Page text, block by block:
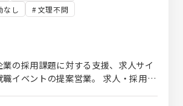
なし
文理不問
業の採用課題に対する支援、求人サイ
職イベントの提案営業。 求人・採用に